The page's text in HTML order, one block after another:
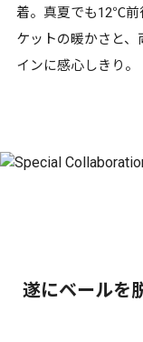
着。真夏でも12℃前
ケットの暖かさと、
インに感心しきり。
遂にベールを